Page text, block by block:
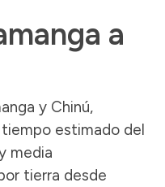
a
y Chinú,
estimado del
media
tierra desde